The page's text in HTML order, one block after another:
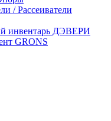
/ Рассеиватели
инвентарь ДЭВЕРИ
GRONS